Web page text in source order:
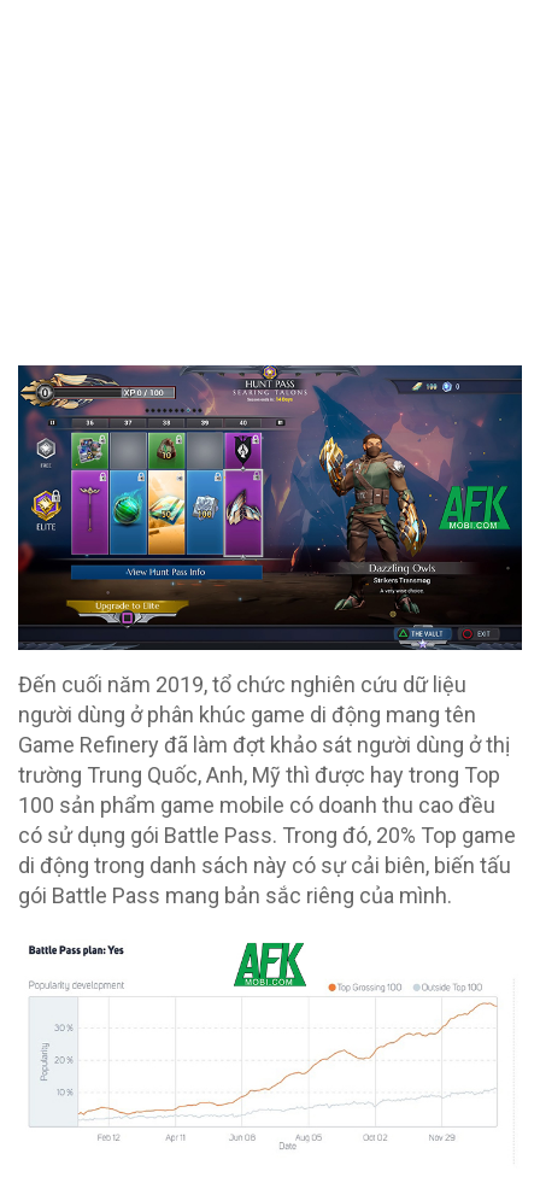
Đến cuối năm 2019, tổ chức nghiên cứu dữ liệu
người dùng ở phân khúc game di động mang tên
Game Refinery đã làm đợt khảo sát người dùng ở thị
trường Trung Quốc, Anh, Mỹ thì được hay trong Top
100 sản phẩm game mobile có doanh thu cao đều
có sử dụng gói Battle Pass. Trong đó, 20% Top game
di động trong danh sách này có sự cải biên, biến tấu
gói Battle Pass mang bản sắc riêng của mình.